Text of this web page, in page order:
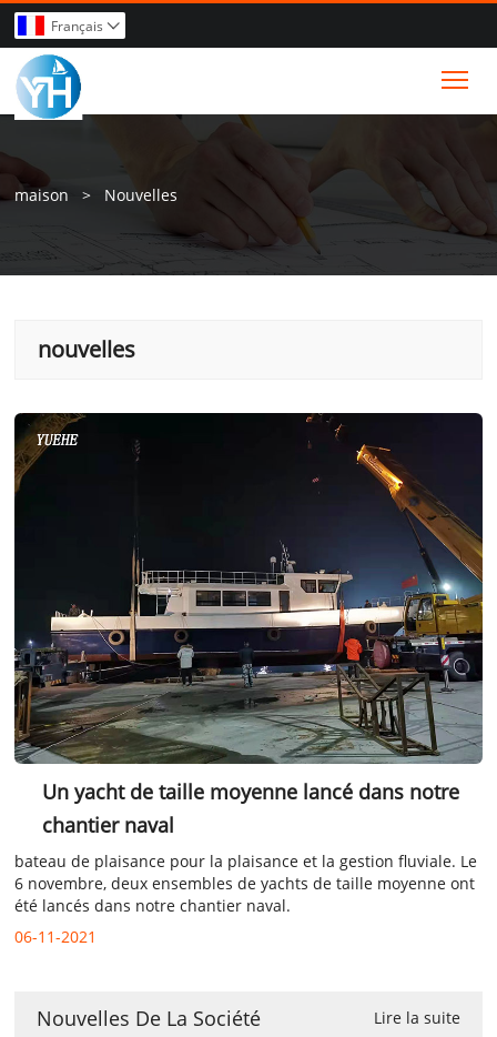
Français 
maison > Nouvelles
nouvelles
Un yacht de taille moyenne lancé dans notre
chantier naval
bateau de plaisance pour la plaisance et la gestion fluviale. Le
6 novembre, deux ensembles de yachts de taille moyenne ont
été lancés dans notre chantier naval.
06-11-2021
Nouvelles De La Société Lire la suite